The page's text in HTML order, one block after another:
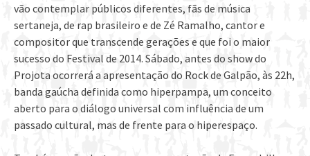
vão contemplar públicos diferentes, fãs de música
sertaneja, de rap brasileiro e de Zé Ramalho, cantor e
compositor que transcende gerações e que foi o maior
sucesso do Festival de 2014. Sábado, antes do show do
Projota ocorrerá a apresentação do Rock de Galpão, às 22h,
banda gaúcha definida como hiperpampa, um conceito
aberto para o diálogo universal com influência de um
passado cultural, mas de frente para o hiperespaço.